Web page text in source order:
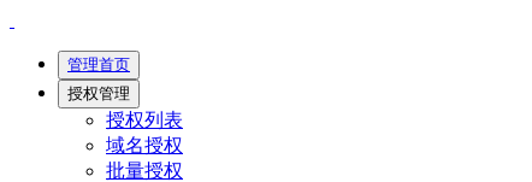
管理首页
授权管理
授权列表
域名授权
批量授权